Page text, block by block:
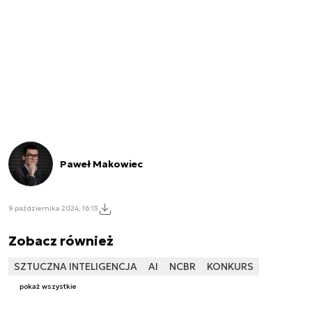
Paweł Makowiec
9 października 2024, 16:13
Zobacz również
SZTUCZNA INTELIGENCJA AI NCBR KONKURS
pokaż wszystkie